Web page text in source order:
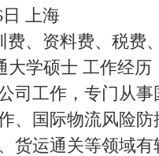
日 上海
费、资料费、税费
学硕士 工作经历
司工作，专门从
、国际物流风险
货运通关等领域